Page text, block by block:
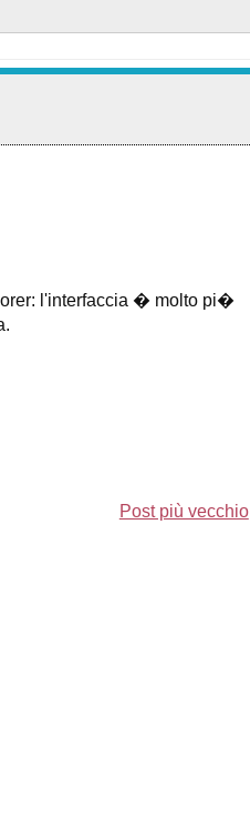
l'interfaccia � molto pi�
Post più vecchio